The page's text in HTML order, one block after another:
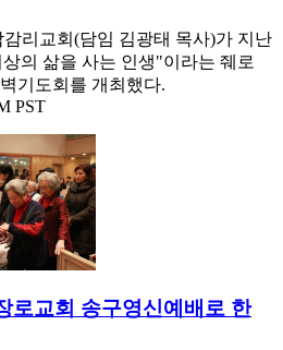
리교회(담임 김광태 목사)가 지난
의 삶을 사는 인생"이라는 줴로
기도회를 개최했다.
PST
로교회 송구영신예배로 한